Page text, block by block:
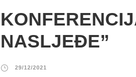
NASLJEĐE”
29/12/2021